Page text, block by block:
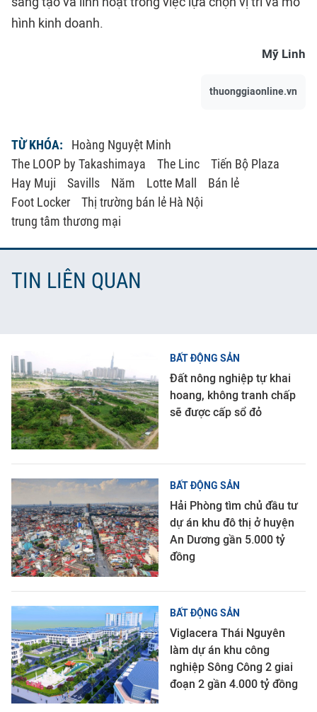
hình kinh doanh.
Mỹ Linh
thuonggiaonline.vn
TỪ KHÓA:
Hoàng Nguyệt Minh
The LOOP by Takashimaya
The Linc
Tiến Bộ Plaza
Hay Muji
Savills Năm Lotte Mall
Bán lẻ
Foot Locker
Thị trường bán lẻ Hà Nội
trung tâm thương mại
TIN LIÊN QUAN
BẤT ĐỘNG SẢN
Đất nông nghiệp tự khai
hoang, không tranh chấp
sẽ được cấp sổ đỏ
BẤT ĐỘNG SẢN
Hải Phòng tìm chủ đầu tư
dự án khu đô thị ở huyện
An Dương gần 5.000 tỷ
đồng
BẤT ĐỘNG SẢN
Viglacera Thái Nguyên
làm dự án khu công
nghiệp Sông Công 2 giai
đoạn 2 gần 4.000 tỷ đồng